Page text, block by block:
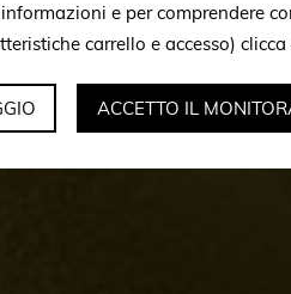
e per comprendere
carrello e accesso) clicca
ACCETTO IL